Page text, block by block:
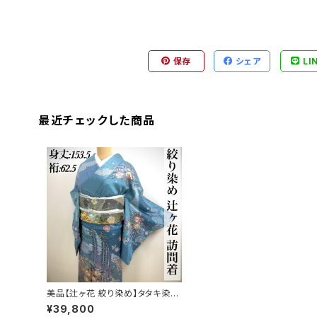
保存 シェア
最近チェックした商品
美品【辻ヶ花 絞り染め】タタキ染め
訪問着 正絹 袷 s152
¥39,800